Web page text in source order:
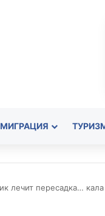
лечит пересадка… кала